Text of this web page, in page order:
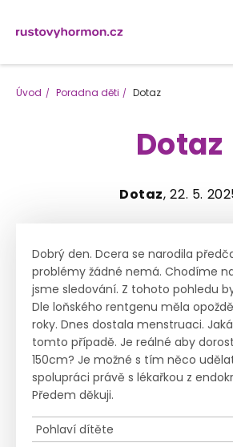
Úvod Poradna děti Dotaz
Dotaz
Dotaz, 22. 5.
Dobrý den. Dcera se narodila
problémy žádné nemá. Chodíme
jsme sledování. Z tohoto pohledu
Dle loňského rentgenu měla
roky. Dnes dostala menstruaci.
tomto případě. Je reálné aby
150cm? Je možné s tím něco
spolupráci právě s lékařkou z
Předem děkuji.
Pohlaví dítěte